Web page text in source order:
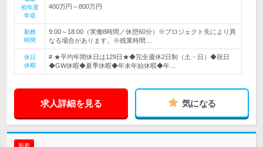
初年度
年収
400万円～800万円
勤務
時間
9:00～18:00（実働8時間／休憩60分）※プロジェクト先により異
なる場合があります。※残業時間…
休日
休暇
# ★平均年間休日は129日★◆完全週休2日制（土・日）◆祝日
◆GW休暇◆夏季休暇◆年末年始休暇◆年…
求人詳細を見る 気になる
新着